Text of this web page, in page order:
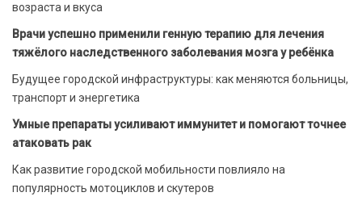
возраста и вкуса
Врачи успешно применили генную терапию для лечения
тяжёлого наследственного заболевания мозга у ребёнка
Будущее городской инфраструктуры: как меняются больницы,
транспорт и энергетика
Умные препараты усиливают иммунитет и помогают точнее
атаковать рак
Как развитие городской мобильности повлияло на
популярность мотоциклов и скутеров